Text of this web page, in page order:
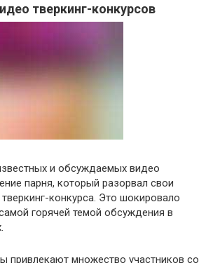
тверкинг-конкурсов
и обсуждаемых видео
парня, который разорвал свои
конкурса. Это шокировало
горячей темой обсуждения в
привлекают множество участников со